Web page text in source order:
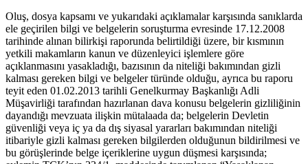
Oluş, dosya kapsamı ve yukarıdaki açıklamalar karşısında sanıklarda
ele geçirilen bilgi ve belgelerin soruşturma evresinde 17.12.2008
tarihinde alınan bilirkişi raporunda belirtildiği üzere, bir kısmının
yetkili makamların kanun ve düzenleyici işlemlere göre
açıklanmasını yasakladığı, bazısının da niteliği bakımından gizli
kalması gereken bilgi ve belgeler türünde olduğu, ayrıca bu raporu
teyit eden 01.02.2013 tarihli Genelkurmay Başkanlığı Adli
Müşavirliği tarafından hazırlanan dava konusu belgelerin gizliliğinin
dayandığı mevzuata ilişkin mütalaada da; belgelerin Devletin
güvenliği veya iç ya da dış siyasal yararları bakımından niteliği
itibariyle gizli kalması gereken bilgilerden olduğunun bildirilmesi ve
bu görüşlerinde belge içeriklerine uygun düşmesi karşısında;